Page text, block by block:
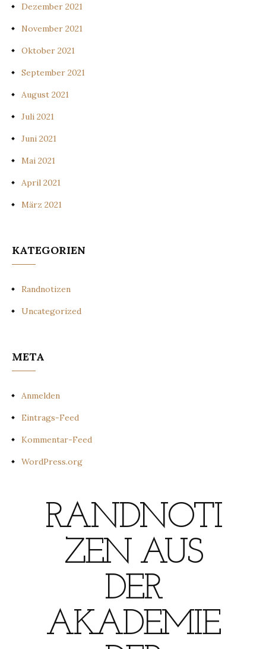
Dezember 2021
November 2021
Oktober 2021
September 2021
August 2021
Juli 2021
Juni 2021
Mai 2021
April 2021
März 2021
KATEGORIEN
Randnotizen
Uncategorized
META
Anmelden
Eintrags-Feed
Kommentar-Feed
WordPress.org
RANDNOTI
ZEN AUS
DER
AKADEMIE